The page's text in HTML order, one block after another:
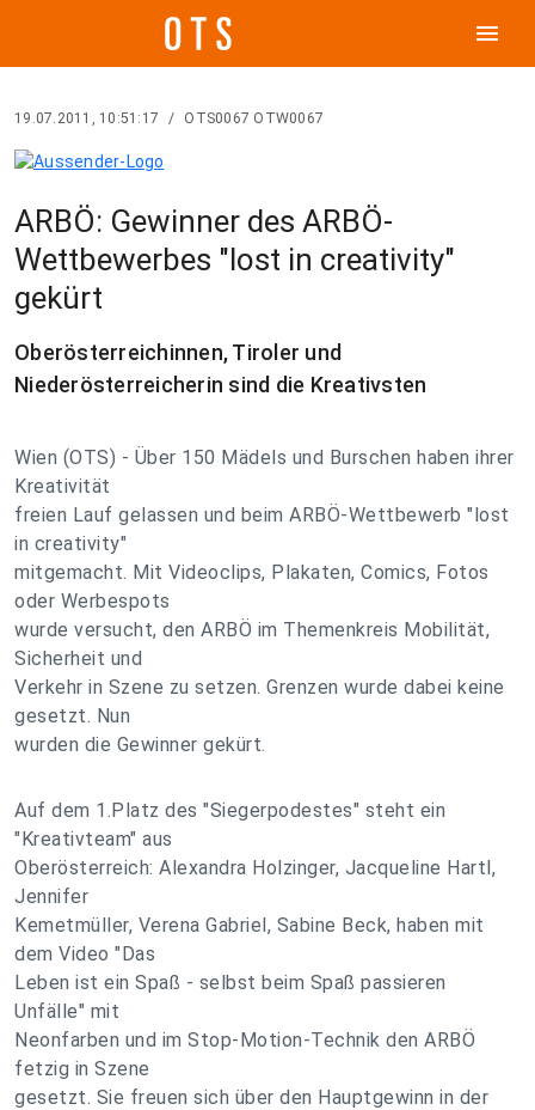
menu
19.07.2011, 10:51:17 / OTS0067 OTW0067
ARBÖ: Gewinner des ARBÖ-
Wettbewerbes "lost in creativity"
gekürt
Oberösterreichinnen, Tiroler und
Niederösterreicherin sind die Kreativsten
Wien (OTS) - Über 150 Mädels und Burschen haben ihrer
Kreativität
freien Lauf gelassen und beim ARBÖ-Wettbewerb "lost
in creativity"
mitgemacht. Mit Videoclips, Plakaten, Comics, Fotos
oder Werbespots
wurde versucht, den ARBÖ im Themenkreis Mobilität,
Sicherheit und
Verkehr in Szene zu setzen. Grenzen wurde dabei keine
gesetzt. Nun
wurden die Gewinner gekürt.
Auf dem 1.Platz des "Siegerpodestes" steht ein
"Kreativteam" aus
Oberösterreich: Alexandra Holzinger, Jacqueline Hartl,
Jennifer
Kemetmüller, Verena Gabriel, Sabine Beck, haben mit
dem Video "Das
Leben ist ein Spaß - selbst beim Spaß passieren
Unfälle" mit
Neonfarben und im Stop-Motion-Technik den ARBÖ
fetzig in Szene
gesetzt. Sie freuen sich über den Hauptgewinn in der